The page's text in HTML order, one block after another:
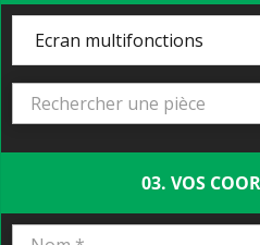
Ecran multifonctions
03. VOS